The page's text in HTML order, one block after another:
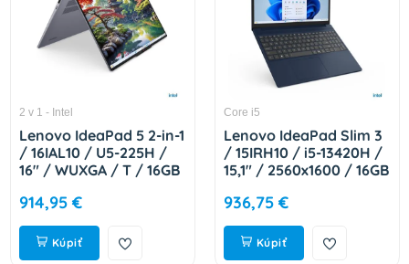
2 v 1 - Intel
Lenovo IdeaPad 5 2-in-1
/ 16IAL10 / U5-225H /
16" / WUXGA / T / 16GB
OS / Gray / 2R
83KS003YCK
914,95 €
Kúpiť
Core i5
Lenovo IdeaPad Slim 3
/ 15IRH10 / i5-13420H /
15,1" / 2560x1600 / 16GB
W11H / Blue / 2R
83K100DNCK
936,75 €
Kúpiť